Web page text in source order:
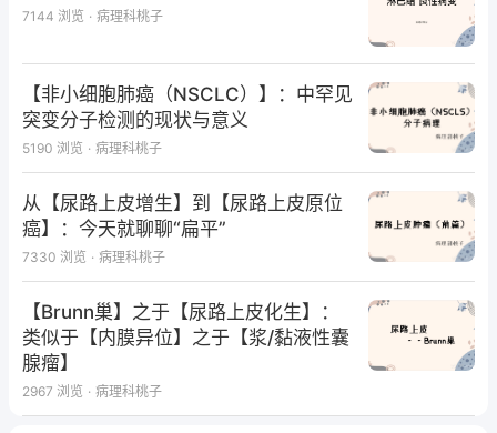
7144 浏览 · 病理科桃子
【非小细胞肺癌（NSCLC）】：中罕见
突变分子检测的现状与意义
5190 浏览 · 病理科桃子
从【尿路上皮增生】到【尿路上皮原位
癌】：今天就聊聊“扁平”
7330 浏览 · 病理科桃子
【Brunn巢】之于【尿路上皮化生】：
类似于【内膜异位】之于【浆/黏液性囊
腺瘤】
2967 浏览 · 病理科桃子